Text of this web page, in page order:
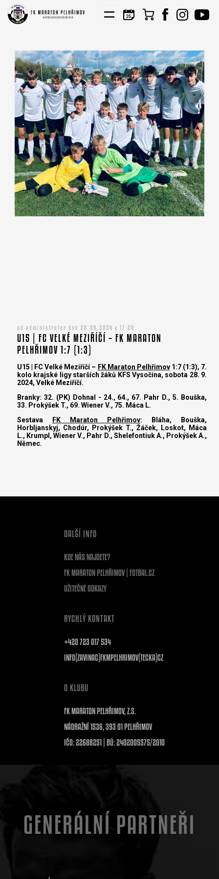
NÁBORY
PARTNEŘI
od administrator dne 28.09.2024 v 17:29
U15 | FC VELKÉ MEZIŘÍČÍ – FK MARATON
PELHŘIMOV 1:7 (1:3)
U15 | FC Velké Meziříčí – FK Maraton Pelhřimov1:7 (1:3), 7.
kolo krajské ligy starších žáků KFS Vysočina, sobota 28. 9.
2024, Velké Meziříčí.
Branky: 32. (PK) Dohnal - 24., 64., 67. Pahr D., 5. Bouška,
33. Prokýšek T., 69. Wiener V., 75. Máca L.
Sestava
FK Maraton Pelhřimov: Bláha, Bouška,
Horbljanskyj, Chodúr, Prokýšek T., Žáček, Loskot, Máca
L., Krumpl, Wiener V., Pahr D., Shelefontiuk A., Prokýšek A.,
Němec.
DALŠÍ INFO
KDE NÁS NAJDETE?
FK MARATON PELHŘIMOV | FOTBAL.CZ
UŽITEČNÉ ODKAZY
RYCHLÝ KONTAKT
+420 723 017 534
INFO(ZAVINAC)FKMPELHRIMOV(TECKA)CZ
O KLUBU
FK MARATON PELHŘIMOV, Z.S.
NÁDRAŽNÍ 1536, 393 01 PELHŘIMOV
IČO: 22688251 | BÚ: 2402005575/2010
GENERÁLNÍ PARTNEŘI